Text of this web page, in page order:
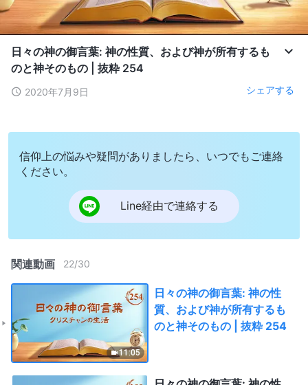
日々の神の御言葉: 神の性質、および神が所有するも
のと神そのもの | 抜粋 254
2020年7月9日 シェアする
信仰上の悩みや疑問がありましたら、いつでもご連絡
ください。
Line経由で連絡する
関連動画 22/30
11:05
日々の神の御言葉: 神の性
質、および神が所有するも
のと神そのもの | 抜粋 254